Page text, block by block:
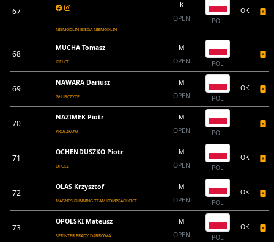
67
NIEMODLIN BIEGA NIEMODLIN
K
OPEN
POL
OK
68
MUCHA Tomasz
KIELCE
M
OPEN
POL
69
NAWARA Dariusz
GŁUBCZYCE
M
OPEN
POL
OK
70
NAZIMEK Piotr
PROSZKOW
M
OPEN
POL
71
OCHENDUSZKO Piotr
OPOLE
M
OPEN
POL
OK
72
OLAS Krzysztof
MAGNES RUNNING TEAM KOMPRACHCICE
M
OPEN
POL
OK
73
OPOLSKI Mateusz
SPRINTER PRĄDY DĄBROWA
M
OPEN
POL
OK